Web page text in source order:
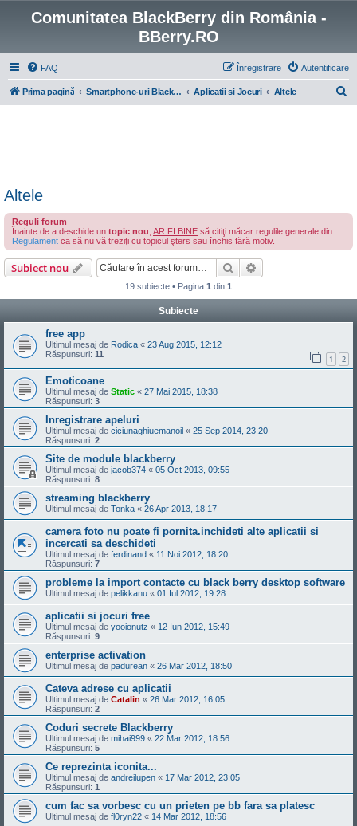
Comunitatea BlackBerry din România -
BBerry.RO
FAQ Autentificare
Înregistrare
Prima pagină Smartphone-uri BlackBerry cu OS 4-7 Aplicatii si Jocuri Altele
Altele
Reguli forum
Înainte de a deschide un topic nou AR FI BINE să citiţi măcar regulile generale din
Regulament ca să nu vă treziţi cu topicul şters sau închis fără motiv.
Subiect nou Căutare
19 subiecte • Pagina 1 din 1
Subiecte
free app
Ultimul mesaj de Rodica « 23 Aug 2015, 12:12
Răspunsuri: 11 1 2
Emoticoane
Ultimul mesaj de Static « 27 Mai 2015, 18:38
Răspunsuri: 3
Inregistrare apeluri
Ultimul mesaj de ciciunaghiuemanoil « 25 Sep 2014, 23:20
Răspunsuri: 2
Site de module blackberry
Ultimul mesaj de jacob374 « 05 Oct 2013, 09:55
Răspunsuri: 8
streaming blackberry
Ultimul mesaj de Tonka « 26 Apr 2013, 18:17
camera foto nu poate fi pornita.inchideti alte aplicatii si
incercati sa deschideti
Ultimul mesaj de ferdinand « 11 Noi 2012, 18:20
Răspunsuri: 7
probleme la import contacte cu black berry desktop software
Ultimul mesaj de pelikkanu « 01 Iul 2012, 19:28
aplicatii si jocuri free
Ultimul mesaj de yooionutz « 12 Iun 2012, 15:49
Răspunsuri: 9
enterprise activation
Ultimul mesaj de padurean « 26 Mar 2012, 18:50
Cateva adrese cu aplicatii
Ultimul mesaj de Catalin « 26 Mar 2012, 16:05
Răspunsuri: 2
Coduri secrete Blackberry
Ultimul mesaj de mihai999 « 22 Mar 2012, 18:56
Răspunsuri: 5
Ce reprezinta iconita...
Ultimul mesaj de andreilupen « 17 Mar 2012, 23:05
Răspunsuri: 1
cum fac sa vorbesc cu un prieten pe bb fara sa platesc
Ultimul mesaj de fl0ryn22 « 14 Mar 2012, 18:56